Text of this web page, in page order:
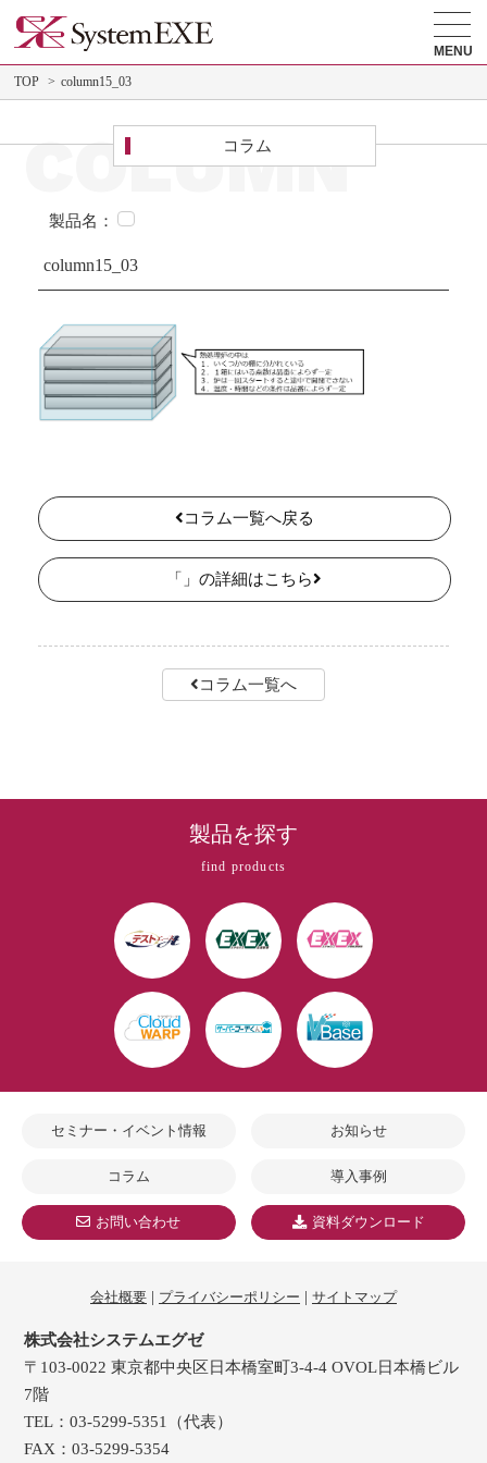
MENU
TOP
column15_03
コラム
COLUMN
製品名：
column15_03
コラム一覧へ戻る
「」の詳細はこちら
コラム一覧へ
製品を探す
find products
セミナー・イベント情報 お知らせ
コラム 導入事例
お問い合わせ 資料ダウンロード
会社概要 | プライバシーポリシー | サイトマップ
株式会社システムエグゼ
〒103-0022 東京都中央区日本橋室町3-4-4 OVOL日本橋ビル
7階
TEL：03-5299-5351（代表）
FAX：03-5299-5354